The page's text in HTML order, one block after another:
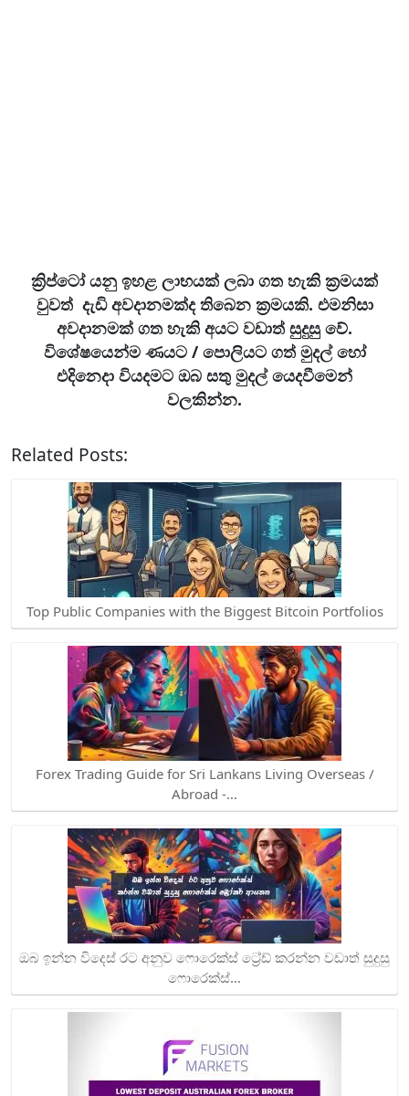
ක්‍රිප්ටෝ යනු ඉහළ ලාභයක් ලබා ගත හැකි ක්‍රමයක්
වුවත් දැඩි අවදානමක්ද තිබෙන ක්‍රමයකි. එමනිසා
අවදානමක් ගත හැකි අයට වඩාත් සුදුසු වේ.
විශේෂයෙන්ම ණයට / පොලියට ගත් මුදල් හෝ
එදිනෙදා වියදමට ඔබ සතු මුදල් යෙදවීමෙන්
වලකින්න.
Related Posts:
Top Public Companies with the Biggest Bitcoin Portfolios
Forex Trading Guide for Sri Lankans Living Overseas /
Abroad -…
ඔබ ඉන්න විදෙස් රට අනුව ෆොරෙක්ස් ට්‍රේඩ් කරන්න වඩාත් සුදුසු
ෆොරෙක්ස්…